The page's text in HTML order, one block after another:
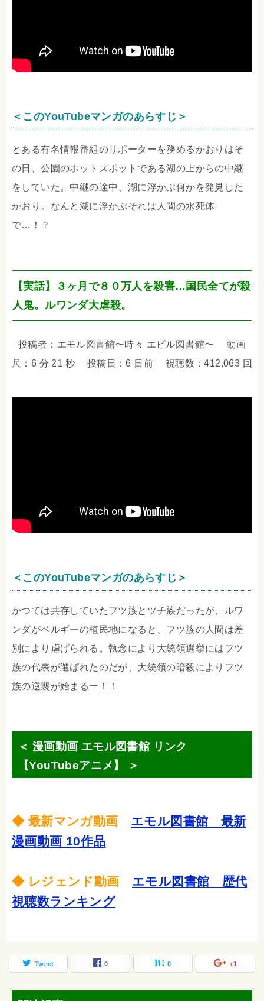
＜このYouTubeマンガのあらすじ＞
とある有名情報番組のリポーターを務めるかおりはそ
の日、公園のホットスポットである湖の上からの中継
をしていた。中継の途中、湖に浮かぶ何かを発見した
かおり。なんと湖に浮かぶそれは人間の水死体
で…！？
【実話】３ヶ月で８０万人を殺害…国民全てが殺
人鬼。ルワンダ大虐殺。
投稿者：エモル図書館〜時々 エビル図書館〜 動画
尺：6 分 21 秒 投稿日：6 日前 視聴数：412,063 回
＜このYouTubeマンガのあらすじ＞
かつては共存していたフツ族とツチ族だったが、ルワ
ンダがベルギーの植民地になると、フツ族の人間は差
別により虐げられる。執念により大統領選挙にはフツ
族の代表が選ばれたのだが、大統領の暗殺によりフツ
族の逆襲が始まるー！！
＜ 漫画動画 エモル図書館 リンク
【YouTubeアニメ】 ＞
◆ 最新マンガ動画 エモル図書館 最新
漫画動画 10作品
◆ レジェンド動画 エモル図書館 歴代
視聴数ランキング
Tweet 0 0 +1